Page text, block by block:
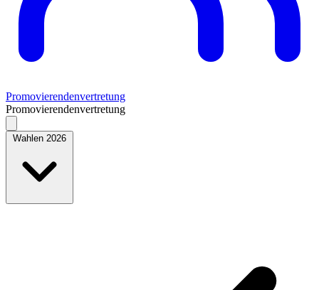
Promovierendenvertretung
Promovierendenvertretung
Wahlen 2026